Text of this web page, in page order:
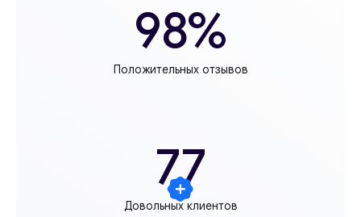
98%
Положительных отзывов
77
Довольных клиентов